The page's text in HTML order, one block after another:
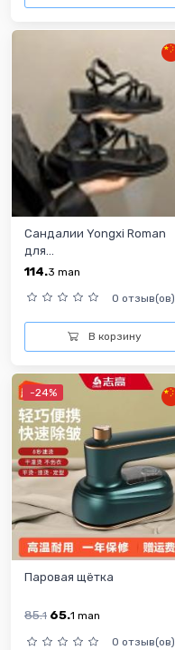
Сандалии Yongxi Roman
для...
114.3 man
0 отзыв(ов)
В корзину
-24%
Паровая щётка
85.1 65.1 man
0 отзыв(ов)